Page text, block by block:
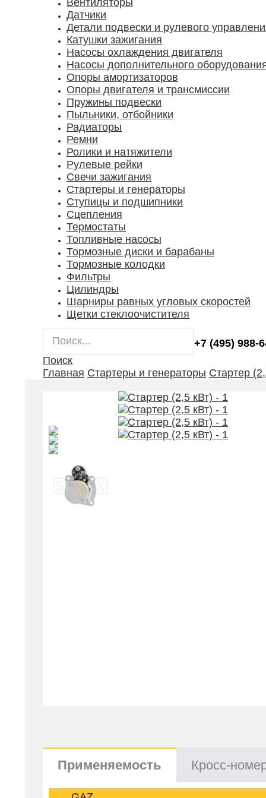
Вентиляторы
Датчики
Детали подвески и рулевого
Катушки зажигания
Насосы охлаждения двигателя
Насосы дополнительного
Опоры амортизаторов
Опоры двигателя и трансмиссии
Пружины подвески
Пыльники, отбойники
Радиаторы
Ремни
Ролики и натяжители
Рулевые рейки
Свечи зажигания
Стартеры и генераторы
Ступицы и подшипники
Сцепления
Термостаты
Топливные насосы
Тормозные диски и барабаны
Тормозные колодки
Фильтры
Цилиндры
Шарниры равных угловых скоростей
Щетки стеклоочистителя
Поиск
+7 (495) 988-
Главная Стартеры и генераторы Стартер
Применяемость Кросс-